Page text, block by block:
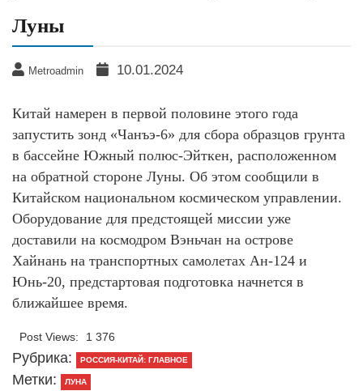
Луны
Metroadmin 10.01.2024
Китай намерен в первой половине этого года
запустить зонд «Чанъэ-6» для сбора образцов грунта
в бассейне Южный полюс-Эйткен, расположенном
на обратной стороне Луны. Об этом сообщили в
Китайском национальном космическом управлении.
Оборудование для предстоящей миссии уже
доставили на космодром Вэньчан на острове
Хайнань на транспортных самолетах Ан-124 и
Юнь-20, предстартовая подготовка начнется в
ближайшее время.
Post Views: 1 376
Рубрика: РОССИЯ-КИТАЙ: ГЛАВНОЕ
Метки: ЛУНА